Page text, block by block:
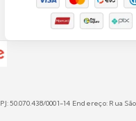
50.070.438/0001-14 Endereço: Rua